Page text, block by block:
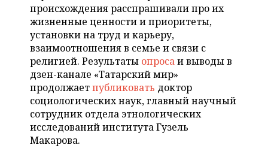
ФИГУРНОЕ КАТАНИЕ
ВОДНЫЕ ВИДЫ СПОРТА
ХОККЕЙ С МЯЧОМ
МЕДИЦИНА
ОБРАЗОВАНИЕ
ПРОИСШЕСТВИЯ
происхождения расспрашивали про их
жизненные ценности и приоритеты,
установки на труд и карьеру,
взаимоотношения в семье и связи с
религией. Результаты опросаи выводы в
дзен-канале «Татарский мир»
продолжаетпубликовать доктор
социологических наук, главный научный
сотрудник отдела этнологических
исследований института Гузель
Макарова.